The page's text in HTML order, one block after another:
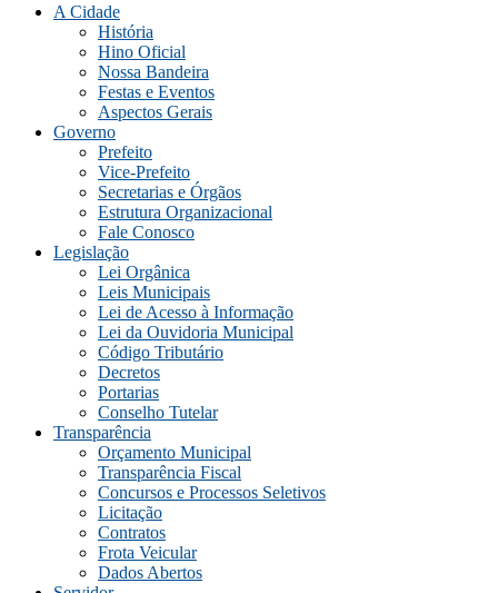
A Cidade
História
Hino Oficial
Nossa Bandeira
Festas e Eventos
Aspectos Gerais
Governo
Prefeito
Vice-Prefeito
Secretarias e Órgãos
Estrutura Organizacional
Fale Conosco
Legislação
Lei Orgânica
Leis Municipais
Lei de Acesso à Informação
Lei da Ouvidoria Municipal
Código Tributário
Decretos
Portarias
Conselho Tutelar
Transparência
Orçamento Municipal
Transparência Fiscal
Concursos e Processos Seletivos
Licitação
Contratos
Frota Veicular
Dados Abertos